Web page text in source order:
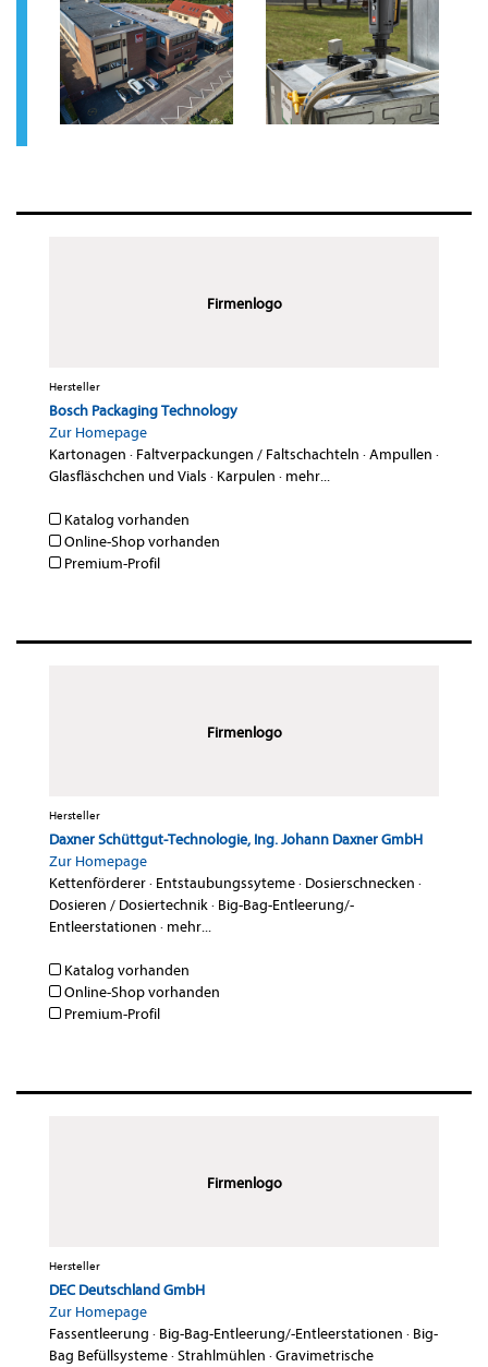
Firmenlogo
Hersteller
Bosch Packaging Technology
Zur Homepage
Kartonagen · Faltverpackungen / Faltschachteln ·Ampullen ·
Glasfläschchen und Vials · Karpulen · mehr...
Katalog vorhanden
Online-Shop vorhanden
Premium-Profil
Firmenlogo
Hersteller
Daxner Schüttgut-Technologie, Ing. Johann Daxner GmbH
Zur Homepage
Kettenförderer· Entstaubungssyteme· Dosierschnecken ·
Dosieren / Dosiertechnik· Big-Bag-Entleerung/-
Entleerstationen · mehr...
Katalog vorhanden
Online-Shop vorhanden
Premium-Profil
Firmenlogo
Hersteller
DEC Deutschland GmbH
Zur Homepage
Fassentleerung · Big-Bag-Entleerung/-Entleerstationen · Big-
Bag Befüllsysteme·Strahlmühlen ·Gravimetrische